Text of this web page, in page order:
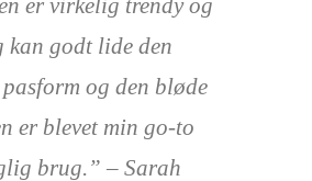
er virkelig trendy og
kan godt lide den
og den bløde
er blevet min go-to
brug.” – Sarah